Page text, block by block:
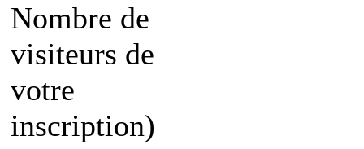
Nombre de
visiteurs de
votre
inscription)